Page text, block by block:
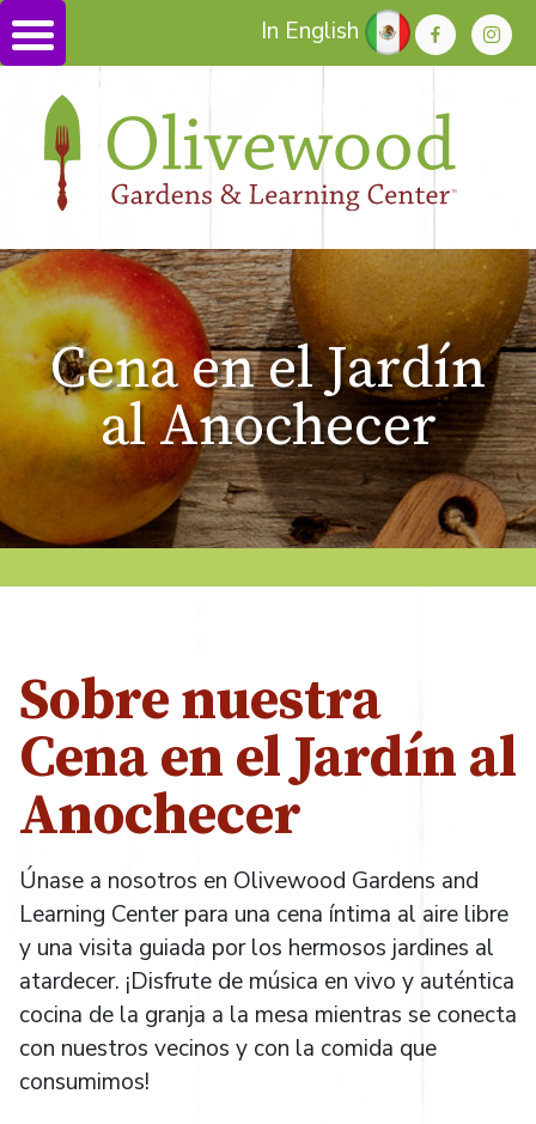
In English
Cena en el Jardín
al Anochecer
Sobre nuestra
Cena en el Jardín al
Anochecer
Únase a nosotros en Olivewood Gardens and
Learning Center para una cena íntima al aire libre
y una visita guiada por los hermosos jardines al
atardecer. ¡Disfrute de música en vivo y auténtica
cocina de la granja a la mesa mientras se conecta
con nuestros vecinos y con la comida que
consumimos!